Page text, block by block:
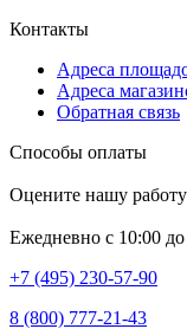
Контакты
Адреса
Адреса
Обратная связь
Способы оплаты
Оцените нашу работу
Ежедневно с 10:00
+7 (495) 230-57-90
8 (800) 777-21-43